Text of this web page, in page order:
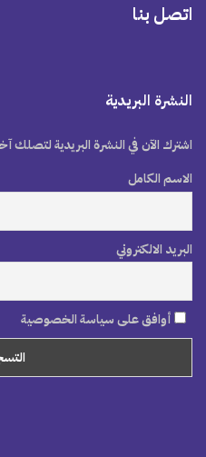
اتصل بنا
النشرة البريدية
اشترك الآن في النشرة البريدية لتصلك
الاسم الكامل
البريد الالكتروني
أوافق على سياسة الخصوصية